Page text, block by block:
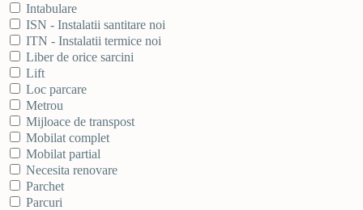
Intabulare
ISN - Instalatii santitare noi
ITN - Instalatii termice noi
Liber de orice sarcini
Lift
Loc parcare
Metrou
Mijloace de transpost
Mobilat complet
Mobilat partial
Necesita renovare
Parchet
Parcuri